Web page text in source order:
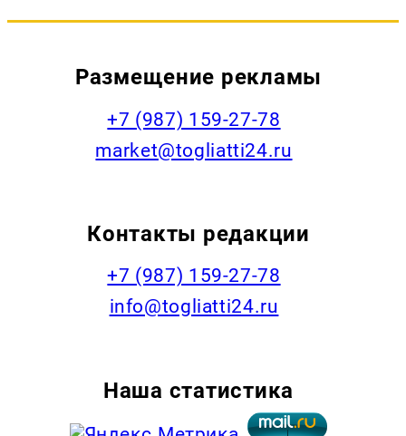
Размещение рекламы
+7 (987) 159-27-78
market@togliatti24.ru
Контакты редакции
+7 (987) 159-27-78
info@togliatti24.ru
Наша статистика